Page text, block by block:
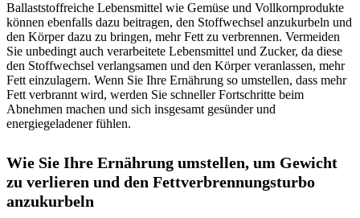
Ballaststoffreiche Lebensmittel wie Gemüse und Vollkornprodukte
können ebenfalls dazu beitragen, den Stoffwechsel anzukurbeln und
den Körper dazu zu bringen, mehr Fett zu verbrennen. Vermeiden
Sie unbedingt auch verarbeitete Lebensmittel und Zucker, da diese
den Stoffwechsel verlangsamen und den Körper veranlassen, mehr
Fett einzulagern. Wenn Sie Ihre Ernährung so umstellen, dass mehr
Fett verbrannt wird, werden Sie schneller Fortschritte beim
Abnehmen machen und sich insgesamt gesünder und
energiegeladener fühlen.
Wie Sie Ihre Ernährung umstellen, um Gewicht
zu verlieren und den Fettverbrennungsturbo
anzukurbeln